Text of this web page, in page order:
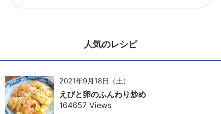
人気のレシピ
2021年9月18日（土）
えびと卵のふんわり炒め
164657 Views